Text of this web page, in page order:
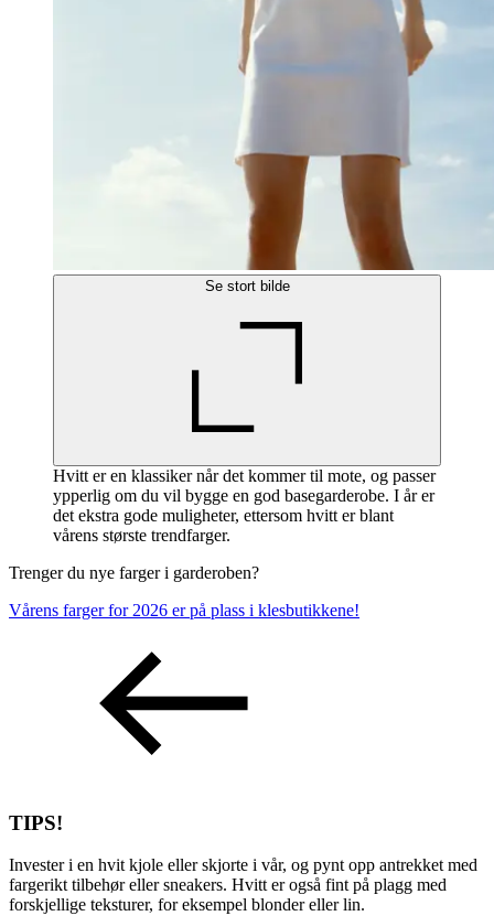
Se stort bilde
Hvitt er en klassiker når det kommer til mote, og passer
ypperlig om du vil bygge en god basegarderobe. I år er
det ekstra gode muligheter, ettersom hvitt er blant
vårens største trendfarger.
Trenger du nye farger i garderoben?
Vårens farger for 2026 er på plass i klesbutikkene!
TIPS!
Invester i en hvit kjole eller skjorte i vår, og pynt opp antrekket med
fargerikt tilbehør eller sneakers. Hvitt er også fint på plagg med
forskjellige teksturer, for eksempel blonder eller lin.